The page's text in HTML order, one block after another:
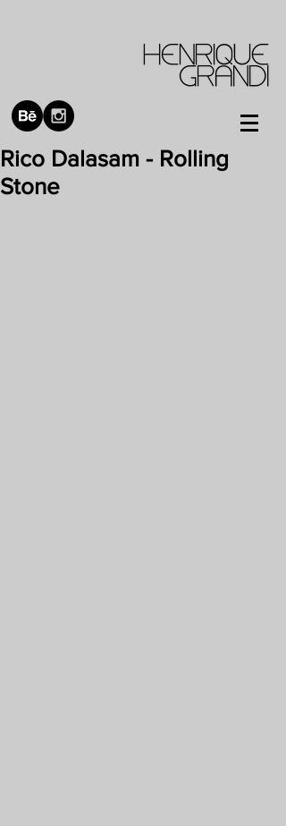
Rico Dalasam - Rolling
Stone